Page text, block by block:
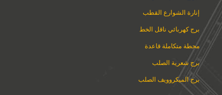
إنارة الشوارع القطب
برج كهربائي ناقل الخط
محطة متكاملة قاعدة
برج شعرية الصلب
برج الميكروويف الصلب